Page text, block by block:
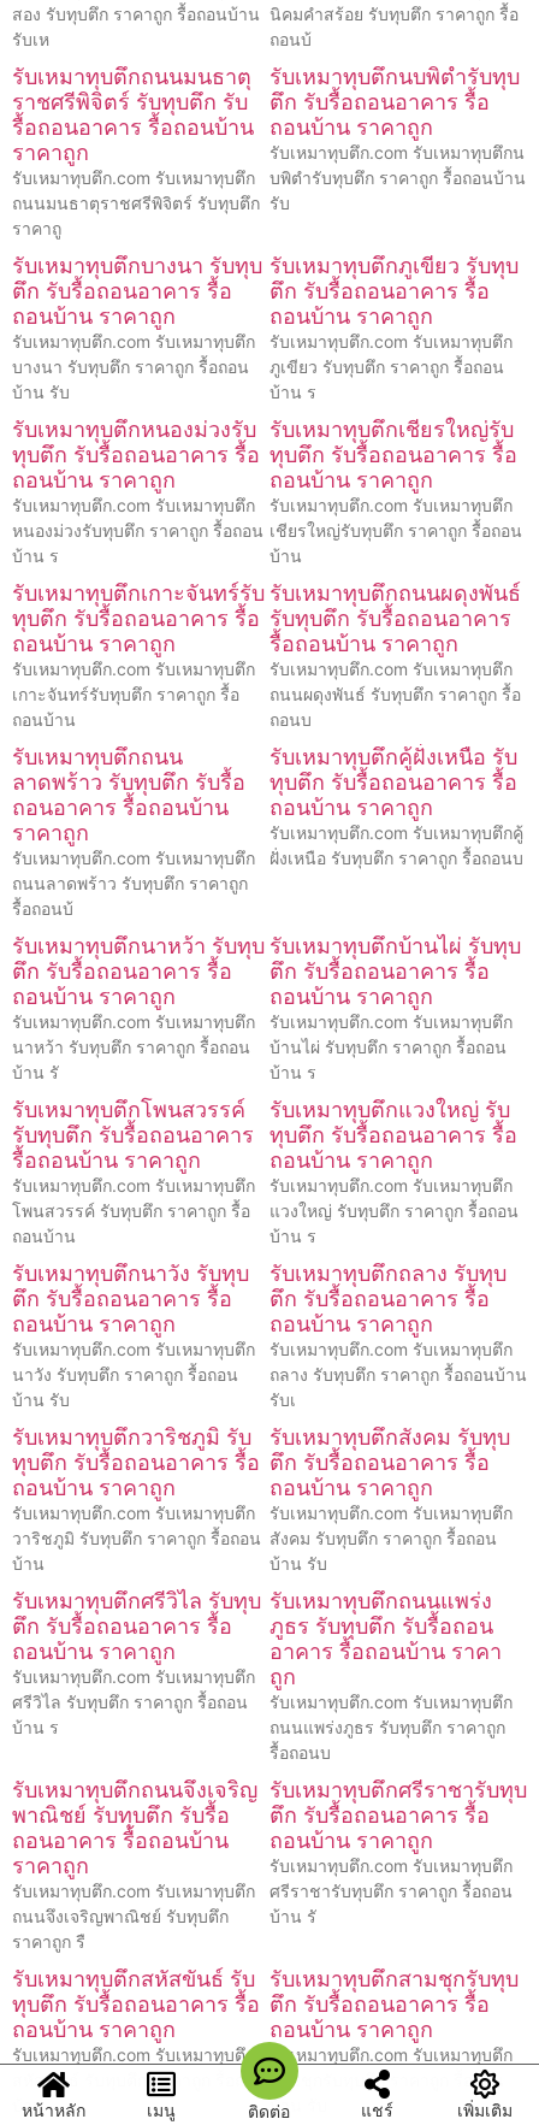
สอง รับทุบตึก ราคาถูก รื้อถอนบ้าน
รับเห
นิคมคำสร้อย รับทุบตึก ราคาถูก รื้อ
ถอนบ้
รับเหมาทุบตึกถนนมนธาตุ
ราชศรีพิจิตร์ รับทุบตึก รับ
รื้อถอนอาคาร รื้อถอนบ้าน
ราคาถูก
รับเหมาทุบตึก.com รับเหมาทุบตึก
ถนนมนธาตุราชศรีพิจิตร์ รับทุบตึก
ราคาถู
รับเหมาทุบตึกนบพิตำรับทุบ
ตึก รับรื้อถอนอาคาร รื้อ
ถอนบ้าน ราคาถูก
รับเหมาทุบตึก.com รับเหมาทุบตึกน
บพิตำรับทุบตึก ราคาถูก รื้อถอนบ้าน
รับ
รับเหมาทุบตึกบางนา รับทุบ
ตึก รับรื้อถอนอาคาร รื้อ
ถอนบ้าน ราคาถูก
รับเหมาทุบตึก.com รับเหมาทุบตึก
บางนา รับทุบตึก ราคาถูก รื้อถอน
บ้าน รับ
รับเหมาทุบตึกภูเขียว รับทุบ
ตึก รับรื้อถอนอาคาร รื้อ
ถอนบ้าน ราคาถูก
รับเหมาทุบตึก.com รับเหมาทุบตึก
ภูเขียว รับทุบตึก ราคาถูก รื้อถอน
บ้าน ร
รับเหมาทุบตึกหนองม่วงรับ
ทุบตึก รับรื้อถอนอาคาร รื้อ
ถอนบ้าน ราคาถูก
รับเหมาทุบตึก.com รับเหมาทุบตึก
หนองม่วงรับทุบตึก ราคาถูก รื้อถอน
บ้าน ร
รับเหมาทุบตึกเชียรใหญ่รับ
ทุบตึก รับรื้อถอนอาคาร รื้อ
ถอนบ้าน ราคาถูก
รับเหมาทุบตึก.com รับเหมาทุบตึก
เชียรใหญ่รับทุบตึก ราคาถูก รื้อถอน
บ้าน
รับเหมาทุบตึกเกาะจันทร์รับ
ทุบตึก รับรื้อถอนอาคาร รื้อ
ถอนบ้าน ราคาถูก
รับเหมาทุบตึก.com รับเหมาทุบตึก
เกาะจันทร์รับทุบตึก ราคาถูก รื้อ
ถอนบ้าน
รับเหมาทุบตึกถนนผดุงพันธ์
รับทุบตึก รับรื้อถอนอาคาร
รื้อถอนบ้าน ราคาถูก
รับเหมาทุบตึก.com รับเหมาทุบตึก
ถนนผดุงพันธ์ รับทุบตึก ราคาถูก รื้อ
ถอนบ
รับเหมาทุบตึกถนน
ลาดพร้าว รับทุบตึก รับรื้อ
ถอนอาคาร รื้อถอนบ้าน
ราคาถูก
รับเหมาทุบตึก.com รับเหมาทุบตึก
ถนนลาดพร้าว รับทุบตึก ราคาถูก
รื้อถอนบ้
รับเหมาทุบตึกคู้ฝั่งเหนือ รับ
ทุบตึก รับรื้อถอนอาคาร รื้อ
ถอนบ้าน ราคาถูก
รับเหมาทุบตึก.com รับเหมาทุบตึกคู้
ฝั่งเหนือ รับทุบตึก ราคาถูก รื้อถอนบ
รับเหมาทุบตึกนาหว้า รับทุบ
ตึก รับรื้อถอนอาคาร รื้อ
ถอนบ้าน ราคาถูก
รับเหมาทุบตึก.com รับเหมาทุบตึก
นาหว้า รับทุบตึก ราคาถูก รื้อถอน
บ้าน รั
รับเหมาทุบตึกบ้านไผ่ รับทุบ
ตึก รับรื้อถอนอาคาร รื้อ
ถอนบ้าน ราคาถูก
รับเหมาทุบตึก.com รับเหมาทุบตึก
บ้านไผ่ รับทุบตึก ราคาถูก รื้อถอน
บ้าน ร
รับเหมาทุบตึกโพนสวรรค์
รับทุบตึก รับรื้อถอนอาคาร
รื้อถอนบ้าน ราคาถูก
รับเหมาทุบตึก.com รับเหมาทุบตึก
โพนสวรรค์ รับทุบตึก ราคาถูก รื้อ
ถอนบ้าน
รับเหมาทุบตึกแวงใหญ่ รับ
ทุบตึก รับรื้อถอนอาคาร รื้อ
ถอนบ้าน ราคาถูก
รับเหมาทุบตึก.com รับเหมาทุบตึก
แวงใหญ่ รับทุบตึก ราคาถูก รื้อถอน
บ้าน ร
รับเหมาทุบตึกนาวัง รับทุบ
ตึก รับรื้อถอนอาคาร รื้อ
ถอนบ้าน ราคาถูก
รับเหมาทุบตึก.com รับเหมาทุบตึก
นาวัง รับทุบตึก ราคาถูก รื้อถอน
บ้าน รับ
รับเหมาทุบตึกถลาง รับทุบ
ตึก รับรื้อถอนอาคาร รื้อ
ถอนบ้าน ราคาถูก
รับเหมาทุบตึก.com รับเหมาทุบตึก
ถลาง รับทุบตึก ราคาถูก รื้อถอนบ้าน
รับเ
รับเหมาทุบตึกวาริชภูมิ รับ
ทุบตึก รับรื้อถอนอาคาร รื้อ
ถอนบ้าน ราคาถูก
รับเหมาทุบตึก.com รับเหมาทุบตึก
วาริชภูมิ รับทุบตึก ราคาถูก รื้อถอน
บ้าน
รับเหมาทุบตึกสังคม รับทุบ
ตึก รับรื้อถอนอาคาร รื้อ
ถอนบ้าน ราคาถูก
รับเหมาทุบตึก.com รับเหมาทุบตึก
สังคม รับทุบตึก ราคาถูก รื้อถอน
บ้าน รับ
รับเหมาทุบตึกศรีวิไล รับทุบ
ตึก รับรื้อถอนอาคาร รื้อ
ถอนบ้าน ราคาถูก
รับเหมาทุบตึก.com รับเหมาทุบตึก
ศรีวิไล รับทุบตึก ราคาถูก รื้อถอน
บ้าน ร
รับเหมาทุบตึกถนนแพร่ง
ภูธร รับทุบตึก รับรื้อถอน
อาคาร รื้อถอนบ้าน ราคา
ถูก
รับเหมาทุบตึก.com รับเหมาทุบตึก
ถนนแพร่งภูธร รับทุบตึก ราคาถูก
รื้อถอนบ
รับเหมาทุบตึกถนนจึงเจริญ
พาณิชย์ รับทุบตึก รับรื้อ
ถอนอาคาร รื้อถอนบ้าน
ราคาถูก
รับเหมาทุบตึก.com รับเหมาทุบตึก
ถนนจึงเจริญพาณิชย์ รับทุบตึก
ราคาถูก รื
รับเหมาทุบตึกศรีราชารับทุบ
ตึก รับรื้อถอนอาคาร รื้อ
ถอนบ้าน ราคาถูก
รับเหมาทุบตึก.com รับเหมาทุบตึก
ศรีราชารับทุบตึก ราคาถูก รื้อถอน
บ้าน รั
รับเหมาทุบตึกสหัสขันธ์ รับ
ทุบตึก รับรื้อถอนอาคาร รื้อ
ถอนบ้าน ราคาถูก
รับเหมาทุบตึก.com รับเหมาทุบตึก
สหัสขันธ์ รับทุบตึก ราคาถูก รื้อถอน
บ้าน
รับเหมาทุบตึกสามชุกรับทุบ
ตึก รับรื้อถอนอาคาร รื้อ
ถอนบ้าน ราคาถูก
รับเหมาทุบตึก.com รับเหมาทุบตึก
สามชุกรับทุบตึก ราคาถูก รื้อถอน
บ้าน รับ
หน้าหลัก เมนู ติดต่อ แชร์ เพิ่มเติม